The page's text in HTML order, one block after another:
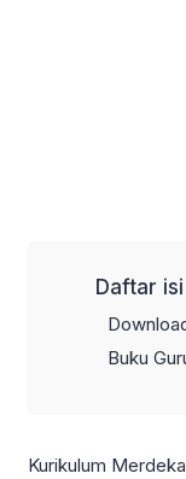
Daftar
Buku
Kurikulum